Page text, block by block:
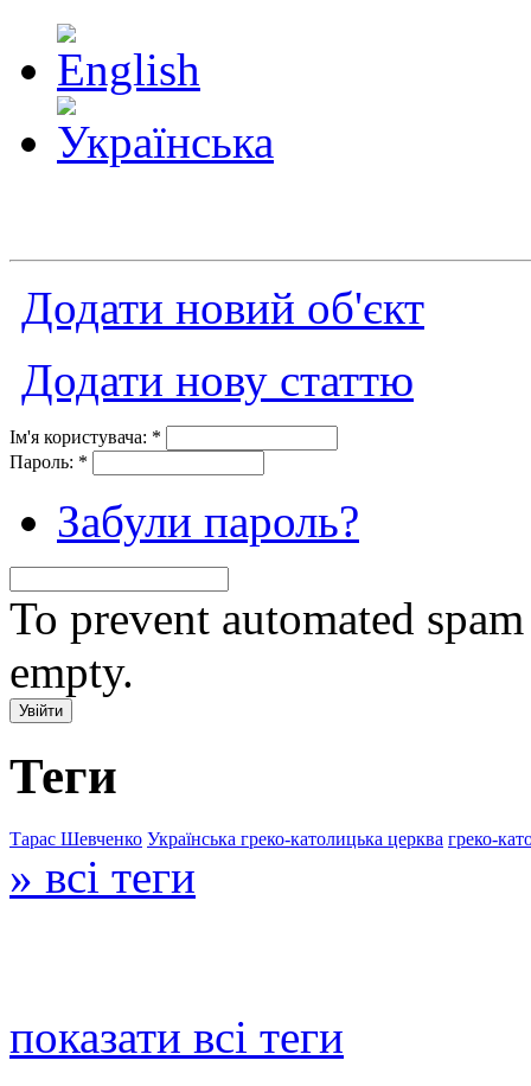
Додати новий об'єкт
Додати нову статтю
Ім'я користувача: *
Пароль: *
Забули пароль?
To prevent automated
empty.
Теги
Тарас Шевченко Українська греко-католицька церква греко-
» всі теги
показати всі теги